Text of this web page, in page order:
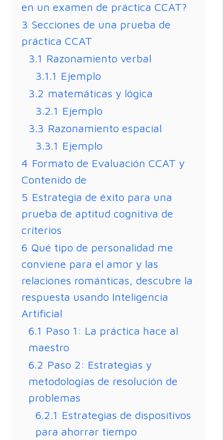
en un examen de práctica CCAT?
3 Secciones de una prueba de
práctica CCAT
3.1 Razonamiento verbal
3.1.1 Ejemplo
3.2 matemáticas y lógica
3.2.1 Ejemplo
3.3 Razonamiento espacial
3.3.1 Ejemplo
4 Formato de Evaluación CCAT y
Contenido de
5 Estrategia de éxito para una
prueba de aptitud cognitiva de
criterios
6 Qué tipo de personalidad me
conviene para el amor y las
relaciones románticas, descubre la
respuesta usando Inteligencia
Artificial
6.1 Paso 1: La práctica hace al
maestro
6.2 Paso 2: Estrategias y
metodologías de resolución de
problemas
6.2.1 Estrategias de dispositivos
para ahorrar tiempo